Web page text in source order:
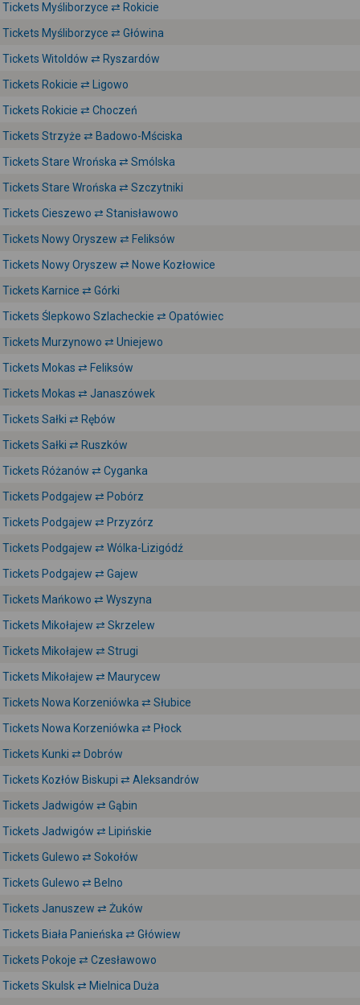
Tickets Myśliborzyce ⇄ Rokicie
Tickets Myśliborzyce ⇄ Główina
Tickets Witoldów ⇄ Ryszardów
Tickets Rokicie ⇄ Ligowo
Tickets Rokicie ⇄ Choczeń
Tickets Strzyże ⇄ Badowo-Mściska
Tickets Stare Wrońska ⇄ Smólska
Tickets Stare Wrońska ⇄ Szczytniki
Tickets Cieszewo ⇄ Stanisławowo
Tickets Nowy Oryszew ⇄ Feliksów
Tickets Nowy Oryszew ⇄ Nowe Kozłowice
Tickets Karnice ⇄ Górki
Tickets Ślepkowo Szlacheckie ⇄ Opatówiec
Tickets Murzynowo ⇄ Uniejewo
Tickets Mokas ⇄ Feliksów
Tickets Mokas ⇄ Janaszówek
Tickets Sałki ⇄ Rębów
Tickets Sałki ⇄ Ruszków
Tickets Różanów ⇄ Cyganka
Tickets Podgajew ⇄ Pobórz
Tickets Podgajew ⇄ Przyzórz
Tickets Podgajew ⇄ Wólka-Lizigódź
Tickets Podgajew ⇄ Gajew
Tickets Mańkowo ⇄ Wyszyna
Tickets Mikołajew ⇄ Skrzelew
Tickets Mikołajew ⇄ Strugi
Tickets Mikołajew ⇄ Maurycew
Tickets Nowa Korzeniówka ⇄ Słubice
Tickets Nowa Korzeniówka ⇄ Płock
Tickets Kunki ⇄ Dobrów
Tickets Kozłów Biskupi ⇄ Aleksandrów
Tickets Jadwigów ⇄ Gąbin
Tickets Jadwigów ⇄ Lipińskie
Tickets Gulewo ⇄ Sokołów
Tickets Gulewo ⇄ Belno
Tickets Januszew ⇄ Żuków
Tickets Biała Panieńska ⇄ Główiew
Tickets Pokoje ⇄ Czesławowo
Tickets Skulsk ⇄ Mielnica Duża